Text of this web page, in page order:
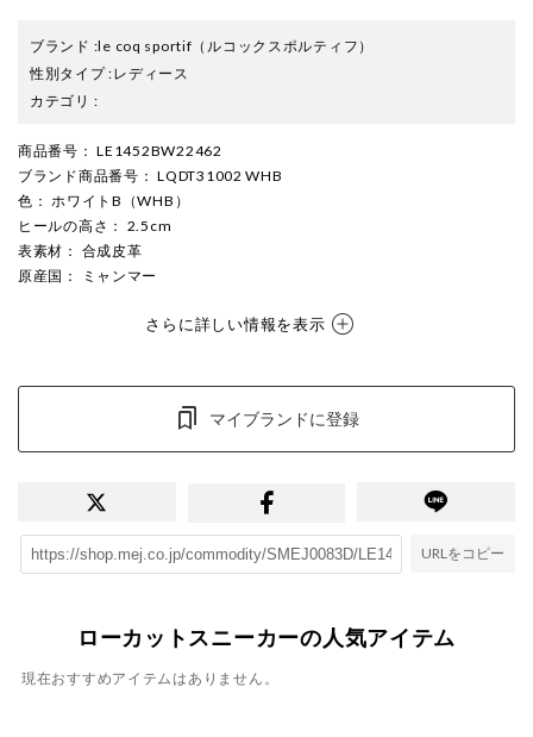
ブランド :le coq sportif （ルコックスポルティフ）
性別タイプ:レディース
カテゴリ :
商品番号 ： LE1452BW22462
ブランド商品番号 ： LQDT31002 WHB
色 ： ホワイトB（WHB）
ヒールの高さ ： 2.5cm
表素材 ： 合成皮革
原産国 ： ミャンマー
さらに詳しい情報を表示
マイブランドに登録
URLをコピー
ローカットスニーカーの人気アイテム
現在おすすめアイテムはありません。